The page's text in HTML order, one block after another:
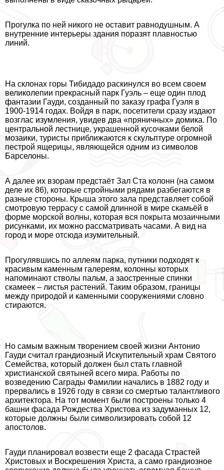
Прогулка по ней никого не оставит равнодушным. А
внутренние интерьеры здания поразят плавностью
линий.
На склонах горы Тибидадо раскинулся во всем своем
великолепии прекрасный парк Гуэль – еще один плод
фантазии Гауди, созданный по заказу графа Гуэля в
1900-1914 годах. Войдя в парк, посетители сразу издают
возглас изумления, увидев два «пряничных» домика. По
центральной лестнице, украшенной кусочками белой
мозаики, туристы приближаются к скульптуре огромной
пестрой ящерицы, являющейся одним из символов
Барселоны.
А далее их взорам предстаёт Зал Ста колонн (на самом
деле их 86), которые стройными рядами разбегаются в
разные стороны. Крыша этого зала представляет собой
смотровую террасу с самой длинной в мире скамьёй в
форме морской волны, которая вся покрыта мозаичными
рисунками, их можно рассматривать часами. А вид на
город и море отсюда изумительный.
Прогулявшись по аллеям парка, путники подходят к
красивым каменным галереям, колонны которых
напоминают стволы пальм, а заостренные спинки
скамеек – листья растений. Таким образом, границы
между природой и каменными сооружениями словно
стираются.
Но самым важным творением своей жизни Антонио
Гауди считал грандиозный Искупительный храм Святого
Семейства, который должен был стать главной
христианской святыней всего мира. Работы по
возведению Саграды Фамилии начались в 1882 году и
прервались в 1926 году в связи со cмepтью талантливого
архитектора. На тот момент были построены только 4
башни фасада Рождества Христова из задуманных 12,
которые должны были символизировать собой 12
апостолов.
Гауди планировал возвести еще 2 фасада Страстей
Христовых и Воскрешения Христа, а само грандиозное